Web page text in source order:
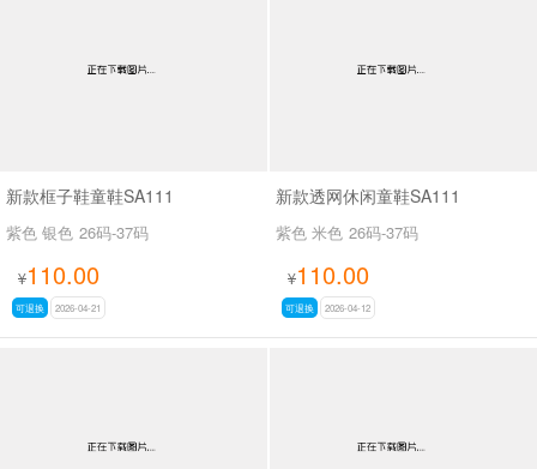
新款框子鞋童鞋SA111
紫色 银色 26码-37码
¥110.00
可退换 2026-04-21
新款透网休闲童鞋SA111
紫色 米色 26码-37码
¥110.00
可退换 2026-04-12